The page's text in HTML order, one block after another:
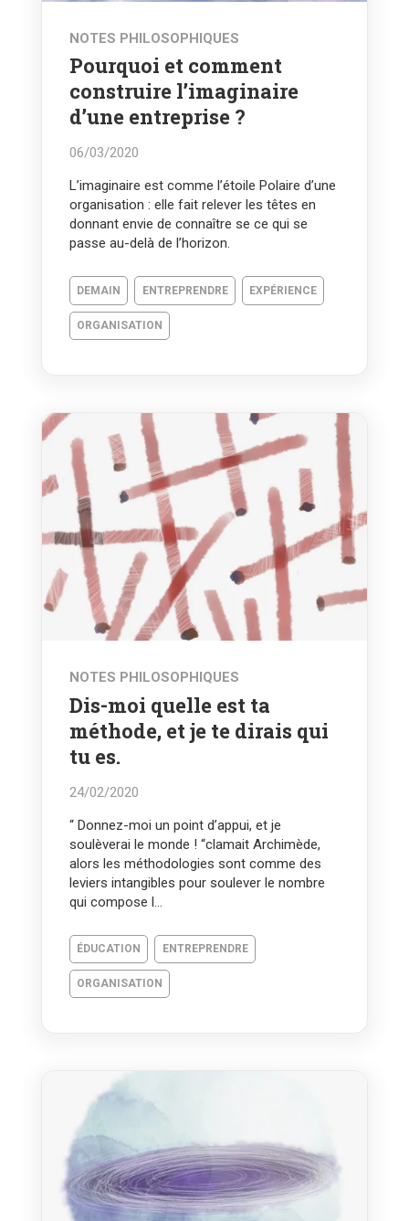
NOTES PHILOSOPHIQUES
Pourquoi et comment
construire l’imaginaire
d’une entreprise ?
06/03/2020
L’imaginaire est comme l’étoile Polaire d’une
organisation : elle fait relever les têtes en
donnant envie de connaître se ce qui se
passe au-delà de l’horizon.
DEMAIN ENTREPRENDRE EXPÉRIENCE
ORGANISATION
NOTES PHILOSOPHIQUES
Dis-moi quelle est ta
méthode, et je te dirais qui
tu es.
24/02/2020
“ Donnez-moi un point d’appui, et je
soulèverai le monde ! “clamait Archimède,
alors les méthodologies sont comme des
leviers intangibles pour soulever le nombre
qui compose l...
ÉDUCATION ENTREPRENDRE
ORGANISATION